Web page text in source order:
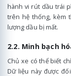
hành vi rút dầu trái
trên hệ thống, kèm
lượng dầu bị mất.
2.2. Minh bạch
Chủ xe có thể biết
Dữ liệu này được